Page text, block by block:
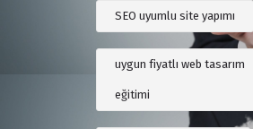
SEO uyumlu site yapımı
uygun fiyatlı web tasarım
eğitimi